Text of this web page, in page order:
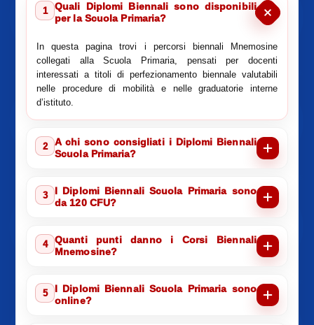
1
Quali Diplomi Biennali sono disponibili
per la Scuola Primaria?
In questa pagina trovi i percorsi biennali Mnemosine
collegati alla Scuola Primaria, pensati per docenti
interessati a titoli di perfezionamento biennale valutabili
nelle procedure di mobilità e nelle graduatorie interne
d’istituto.
2
A chi sono consigliati i Diplomi Biennali
Scuola Primaria?
3
I Diplomi Biennali Scuola Primaria sono
da 120 CFU?
4
Quanti punti danno i Corsi Biennali
Mnemosine?
5
I Diplomi Biennali Scuola Primaria sono
online?